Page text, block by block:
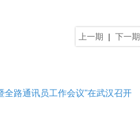
上一期 | 下一期
全路通讯员工作会议"在武汉召开